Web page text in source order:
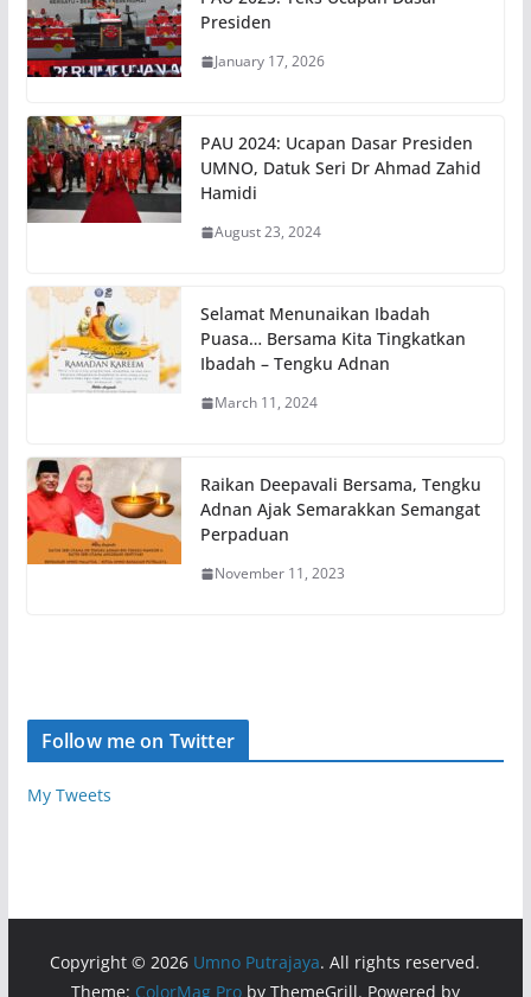
Presiden
January 17, 2026
PAU 2024: Ucapan Dasar Presiden
UMNO, Datuk Seri Dr Ahmad Zahid
Hamidi
August 23, 2024
Selamat Menunaikan Ibadah
Puasa… Bersama Kita Tingkatkan
Ibadah – Tengku Adnan
March 11, 2024
Raikan Deepavali Bersama, Tengku
Adnan Ajak Semarakkan Semangat
Perpaduan
November 11, 2023
Follow me on Twitter
My Tweets
Copyright © 2026 Umno Putrajaya. All rights reserved.
Theme: ColorMag Proby ThemeGrill. Powered by